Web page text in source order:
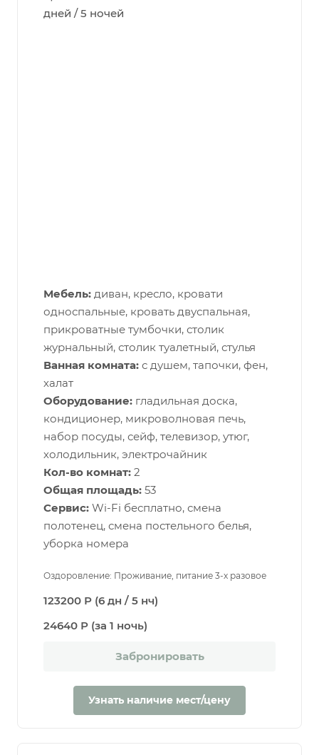
дней / 5 ночей
Мебель: диван, кресло, кровати
односпальные, кровать двуспальная,
прикроватные тумбочки, столик
журнальный, столик туалетный, стулья
Ванная комната: с душем, тапочки, фен,
халат
Оборудование: гладильная доска,
кондиционер, микроволновая печь,
набор посуды, сейф, телевизор, утюг,
холодильник, электрочайник
Кол-во комнат: 2
Общая площадь: 53
Сервис: Wi-Fi бесплатно, смена
полотенец, смена постельного белья,
уборка номера
Оздоровление: Проживание, питание 3-х разовое
123200 Р (6 дн / 5 нч)
24640 Р (за 1 ночь)
Забронировать
Узнать наличие мест/цену